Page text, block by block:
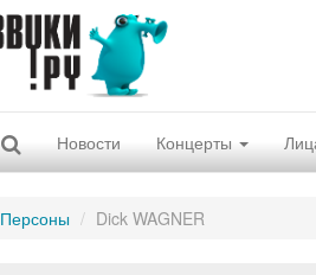
Новости Концерты
Персоны Dick WAGNER